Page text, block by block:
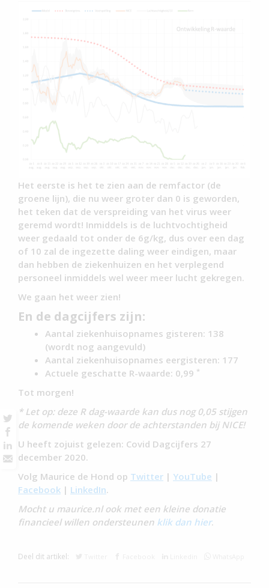
Het eerste is het te zien aan de remfactor (de
groene lijn), die nu weer groter dan 0 is geworden,
het teken dat de verspreiding van het virus weer
geremd wordt! Inmiddels is de luchtvochtigheid
weer gedaald tot onder de 6g/kg, dus over een dag
of 10 zal de ingezette daling weer eindigen, maar
dan hebben de ziekenhuizen en het verplegend
personeel inmiddels wel weer meer lucht gekregen.
We gaan het weer zien!
En de dagcijfers zijn:
Aantal ziekenhuisopnames gisteren: 138
(wordt nog aangevuld)
Aantal ziekenhuisopnames eergisteren: 177
Actuele geschatte R-waarde: 0,99 *
Tot morgen!
* Let op: deze R dag-waarde kan dus nog 0,05 stijgen
de komende weken door de achterstanden bij NICE!
U heeft zojuist gelezen: Covid Dagcijfers 27
december 2020.
Volg Maurice de Hond op Twitter | YouTube |
Facebook | LinkedIn.
Mocht u maurice.nl ook met een kleine donatie
financieel willen ondersteunen klik dan hier.
Deel dit artikel: